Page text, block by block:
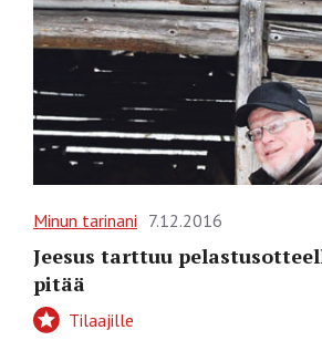
Minun tarinani 7.12.2016
Jeesus tarttuu
pitää
Tilaajille